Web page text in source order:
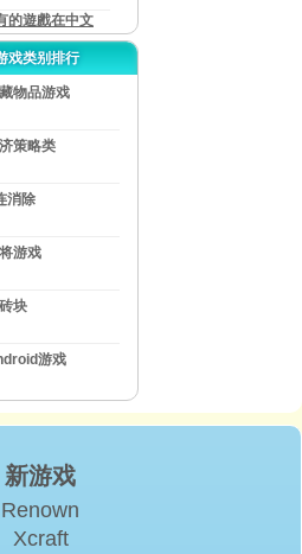
的遊戲在中文
戏类别排行
物品游戏
策略类
消除
游戏
块
游戏
新游戏
Renown
Xcraft